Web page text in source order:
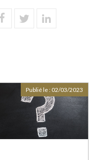
Publié le : 02/03/2023